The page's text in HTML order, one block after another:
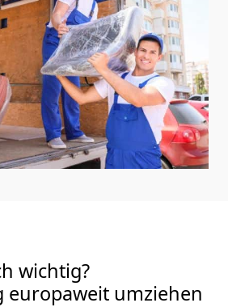
wichtig?
europaweit umziehen